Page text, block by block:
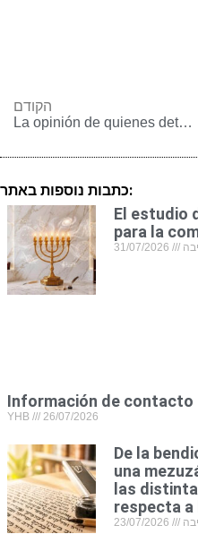
הקודם
La opinión de quienes detentan una actitud flexible en lo referente a la conversión
כתבות נוספות באתר:
El estudio
para la
31/07/2026
Información de contacto
YHB 26/07/2026
De la
una
las
respecta
23/07/2026